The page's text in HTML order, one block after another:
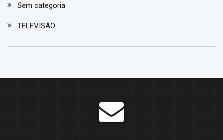
Sem categoria
TELEVISÃO